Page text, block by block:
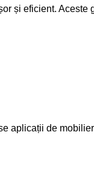
și eficient. Aceste
aplicații de